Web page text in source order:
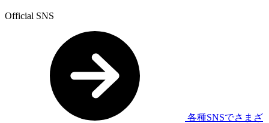
Official SNS
各種SNSでさまざ